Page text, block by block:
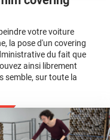
votre voiture
la pose d'un covering
du fait que
ainsi librement
semble, sur toute la
en passant par le
conseillers
pour la garder en